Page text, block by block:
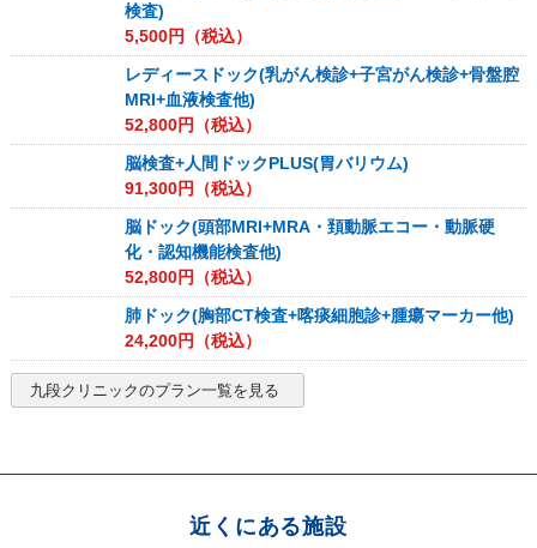
検査)
5,500円（税込）
レディースドック(乳がん検診+子宮がん検診+骨盤腔
MRI+血液検査他)
52,800円（税込）
脳検査+人間ドックPLUS(胃バリウム)
91,300円（税込）
脳ドック(頭部MRI+MRA・頚動脈エコー・動脈硬
化・認知機能検査他)
52,800円（税込）
肺ドック(胸部CT検査+喀痰細胞診+腫瘍マーカー他)
24,200円（税込）
九段クリニックのプラン一覧を見る
近くにある施設